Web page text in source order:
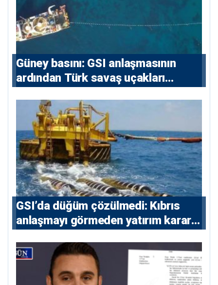
Güney basını: ⁠GSI anlaşmasının
ardından Türk savaş uçakları
GSI’da düğüm çözülmedi: Kıbrıs
anlaşmayı görmeden yatırım kararı